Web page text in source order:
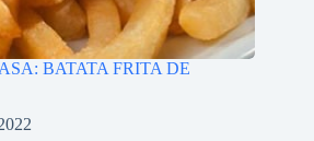
BATATA FRITA DE